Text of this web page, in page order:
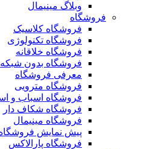
وبلاگ مینیمال
فروشگاه
فروشگاه کلاسیک
فروشگاه تکنولوژی
فروشگاه خلاقانه
فروشگاه بدون شبکه
معرفی فروشگاه
فروشگاه مترویی
فروشگاه اسباب و
فروشگاه شکاف دار
فروشگاه مینیمال
پیش نمایش
فروشگاه پارالاکس